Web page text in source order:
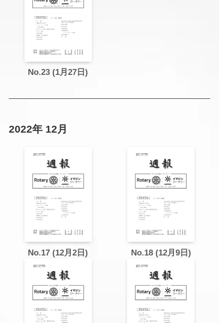
No.23 (1月27日)
2022年 12月
No.17 (12月2日) No.18 (12月9日)